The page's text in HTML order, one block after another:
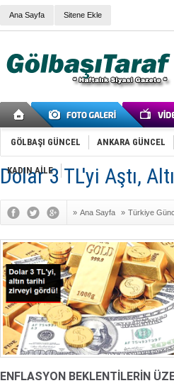
Ana Sayfa Sitene Ekle
GÖLBAŞI GÜNCEL ANKARA GÜNCEL
KADIN AİLE
Dolar 3 TL'yi Aştı,
» Ana Sayfa » Türkiye
ENFLASYON BEKLENTİLERİN